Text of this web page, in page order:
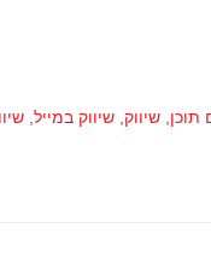
תוכן שיווק שיווק במייל